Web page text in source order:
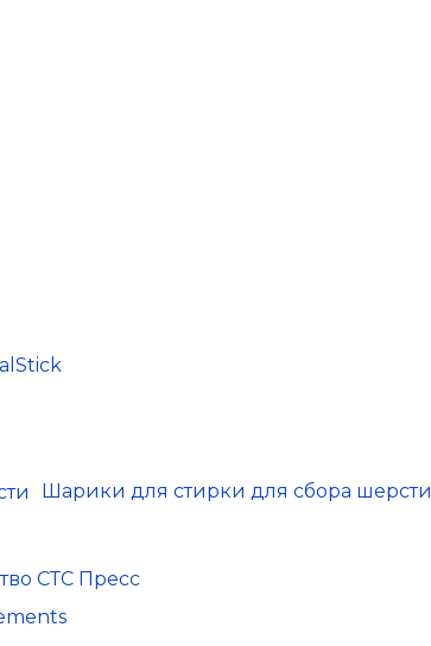
Шарики для стирки для сбора шерсти
СТС Пресс